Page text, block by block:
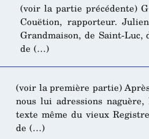
(voir la partie précédente)
Couëtion, rapporteur.
Grandmaison, de Saint-Luc,
de (…)
(voir la première partie)
nous lui adressions
texte même du vieux
de (…)